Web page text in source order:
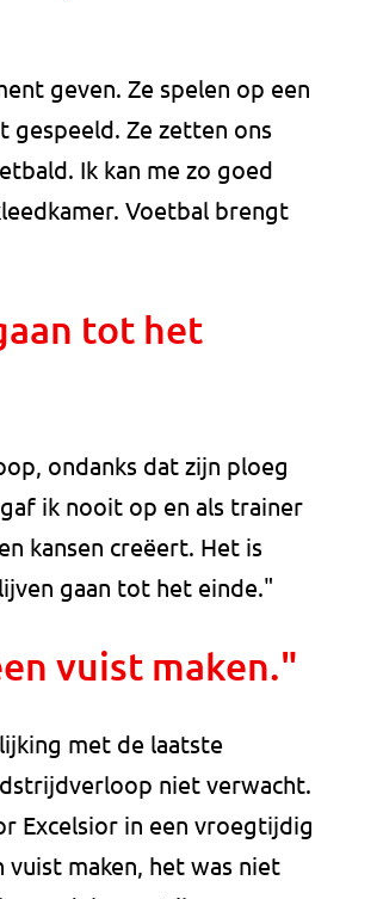
geven. Ze spelen op een
gespeeld. Ze zetten ons
Ik kan me zo goed
Voetbal brengt
tot het
ondanks dat zijn ploeg
ik nooit op en als trainer
kansen creëert. Het is
gaan tot het einde."
vuist maken."
met de laatste
niet verwacht.
Excelsior in een vroegtijdig
maken, het was niet